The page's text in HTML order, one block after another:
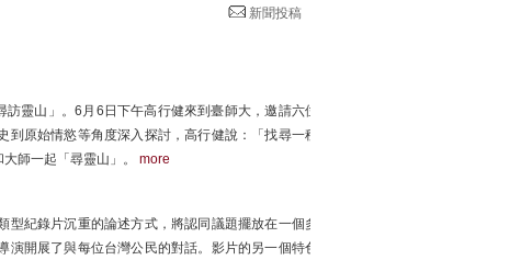
新聞投稿
靈山」。6月6日下午高行健來到臺師大，邀請六位
原始情慾等角度深入探討，高行健說：「找尋一種
師一起「尋靈山」。 more
型紀錄片沉重的論述方式，將認同議題擺放在一個多
開展了與每位台灣公民的對話。影片的另一個特色